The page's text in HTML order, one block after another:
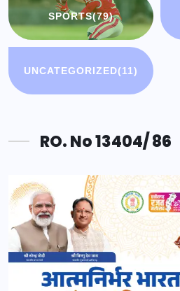
SPORTS(79)
UNCATEGORIZED(11)
RO. No 13404/ 86